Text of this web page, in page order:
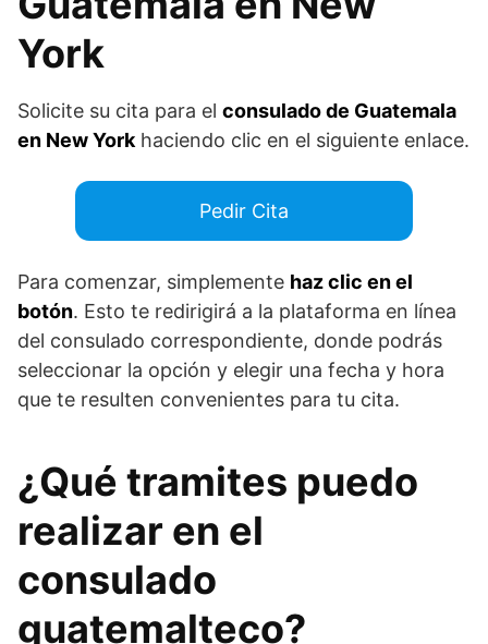
York
Solicite su cita para el consulado de Guatemala
en New York haciendo clic en el siguiente enlace.
Pedir Cita
Para comenzar, simplemente haz clic en el
botón. Esto te redirigirá a la plataforma en línea
del consulado correspondiente, donde podrás
seleccionar la opción y elegir una fecha y hora
que te resulten convenientes para tu cita.
¿Qué tramites puedo
realizar en el
consulado
guatemalteco?